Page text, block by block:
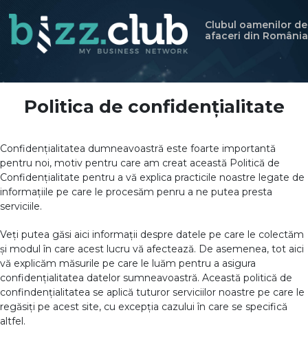
Clubul oamenilor de
afaceri din România
Politica de confidențialitate
Confidențialitatea dumneavoastră este foarte importantă
pentru noi, motiv pentru care am creat această Politică de
Confidențialitate pentru a vă explica practicile noastre legate de
informațiile pe care le procesăm penru a ne putea presta
serviciile.
Veți putea găsi aici informații despre datele pe care le colectăm
și modul în care acest lucru vă afectează. De asemenea, tot aici
vă explicăm măsurile pe care le luăm pentru a asigura
confidențialitatea datelor sumneavoastră. Această politică de
confindențialitatea se aplică tuturor serviciilor noastre pe care le
regăsiți pe acest site, cu excepția cazului în care se specifică
altfel.